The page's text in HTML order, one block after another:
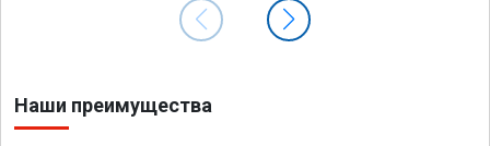
Наши преимущества